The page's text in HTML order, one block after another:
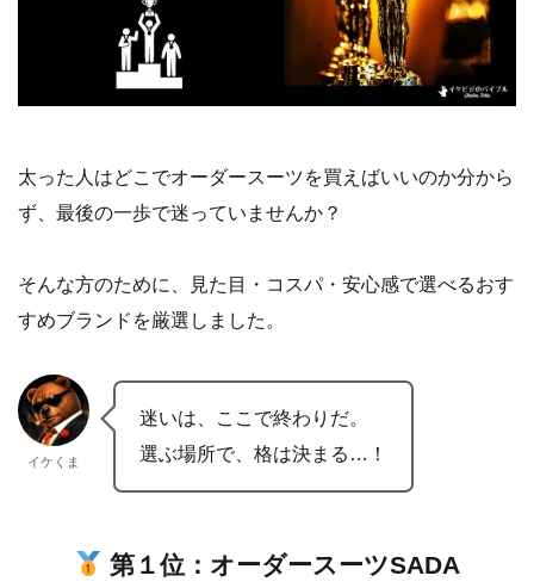
太った人はどこでオーダースーツを買えばいいのか分から
ず、最後の一歩で迷っていませんか？
そんな方のために、見た目・コスパ・安心感で選べるおす
すめブランドを厳選しました。
イケくま
迷いは、ここで終わりだ。
選ぶ場所で、格は決まる…！
第１位 ：オーダースーツSADA